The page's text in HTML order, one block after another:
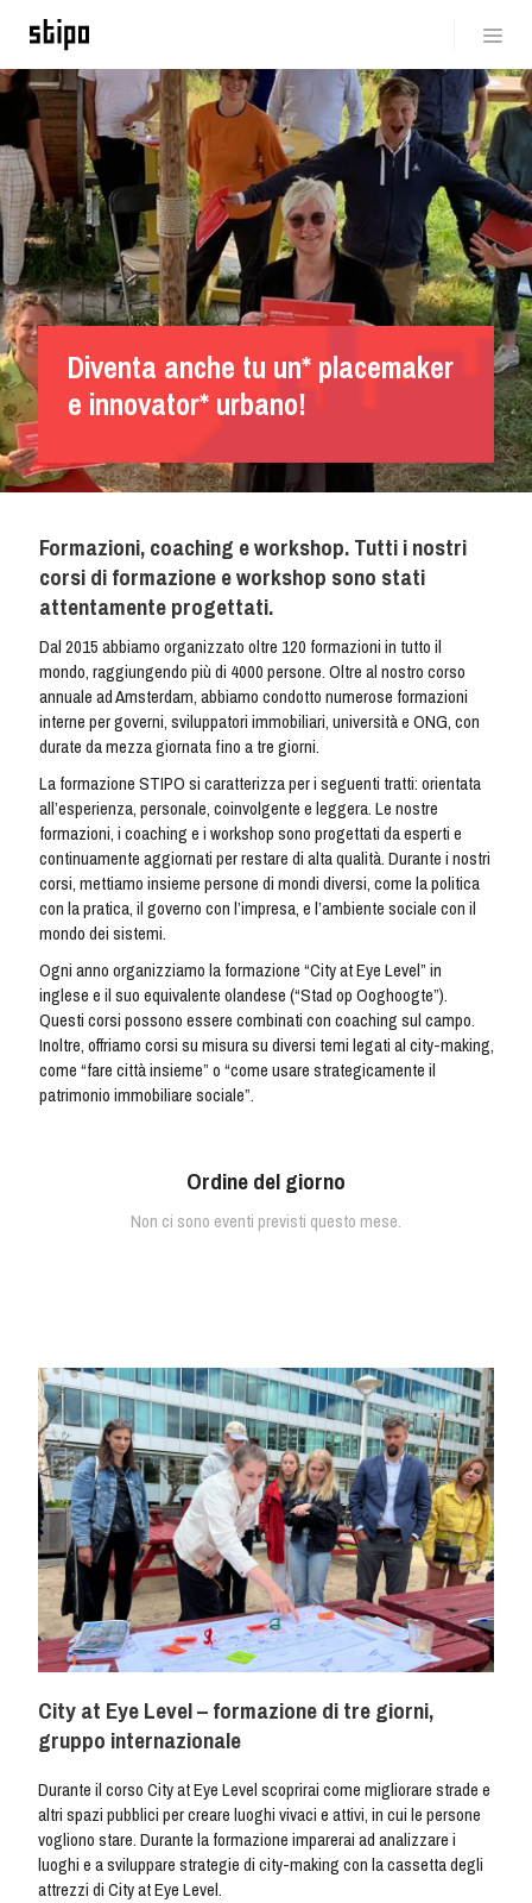
Diventa anche tu un* placemaker
e innovator* urbano!
Formazioni, coaching e workshop. Tutti i nostri
corsi di formazione e workshop sono stati
attentamente progettati.
Dal 2015 abbiamo organizzato oltre 120 formazioni in tutto il
mondo, raggiungendo più di 4000 persone. Oltre al nostro corso
annuale ad Amsterdam, abbiamo condotto numerose formazioni
interne per governi, sviluppatori immobiliari, università e ONG, con
durate da mezza giornata fino a tre giorni.
La formazione STIPO si caratterizza per i seguenti tratti: orientata
all’esperienza, personale, coinvolgente e leggera. Le nostre
formazioni, i coaching e i workshop sono progettati da esperti e
continuamente aggiornati per restare di alta qualità. Durante i nostri
corsi, mettiamo insieme persone di mondi diversi, come la politica
con la pratica, il governo con l’impresa, e l’ambiente sociale con il
mondo dei sistemi.
Ogni anno organizziamo la formazione “City at Eye Level” in
inglese e il suo equivalente olandese (“Stad op Ooghoogte”).
Questi corsi possono essere combinati con coaching sul campo.
Inoltre, offriamo corsi su misura su diversi temi legati al city-making,
come “fare città insieme” o “come usare strategicamente il
patrimonio immobiliare sociale”.
Ordine del giorno
Non ci sono eventi previsti questo mese.
City at Eye Level – formazione di tre giorni,
gruppo internazionale
Durante il corso City at Eye Level scoprirai come migliorare strade e
altri spazi pubblici per creare luoghi vivaci e attivi, in cui le persone
vogliono stare. Durante la formazione imparerai ad analizzare i
luoghi e a sviluppare strategie di city-making con la cassetta degli
attrezzi di City at Eye Level.